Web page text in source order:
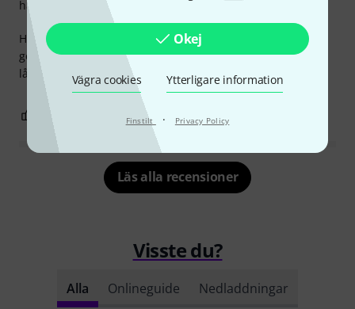
Okej
Vägra cookies Ytterligare information
Finstilt · Privacy Policy
Hej folk, jag byggde den här högtalaren i en DIY-
golvmonitor, tillsammans med en piezo-diskant. Vikten är
låg. Låter ganska tight. Och producerar en hel del Db:s.
hantverkskvalitet
ANMÄL RECENSION
Läs alla recensioner
Visste du?
Alla Onlineguide Nedladdningar